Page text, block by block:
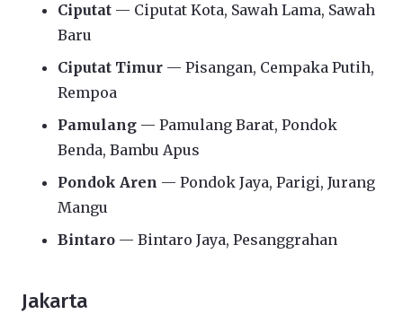
Ciputat — Ciputat Kota, Sawah Lama, Sawah
Baru
Ciputat Timur — Pisangan, Cempaka Putih,
Rempoa
Pamulang — Pamulang Barat, Pondok
Benda, Bambu Apus
Pondok Aren — Pondok Jaya, Parigi, Jurang
Mangu
Bintaro — Bintaro Jaya, Pesanggrahan
Jakarta